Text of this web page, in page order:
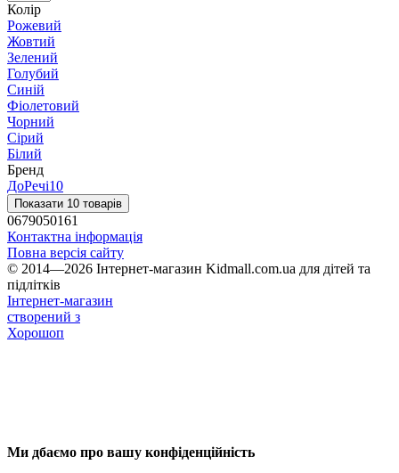
Колір
Рожевий
Жовтий
Зелений
Голубий
Синій
Фіолетовий
Чорний
Сірий
Білий
Бренд
ДоРечі10
Показати 10 товарів
0679050161
Контактна інформація
Повна версія сайту
© 2014—2026 Інтернет-магазин Kidmall.com.ua для дітей та
підлітків
Інтернет-магазин
створений з
Хорошоп
Ми дбаємо про вашу конфіденційність